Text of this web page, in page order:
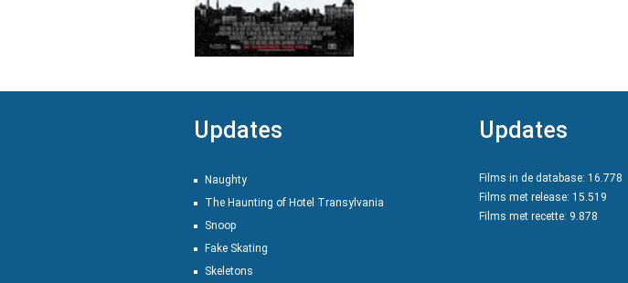
Updates
Naughty
The Haunting of Hotel Transylvania
Snoop
Fake Skating
Skeletons
Updates
Films in de database: 16.778
Films met release: 15.519
Films met recette: 9.878